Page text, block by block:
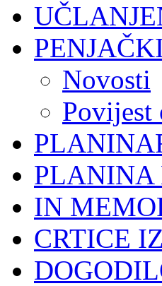
Novosti
Povijest
PLANINA
IN
CRTICE